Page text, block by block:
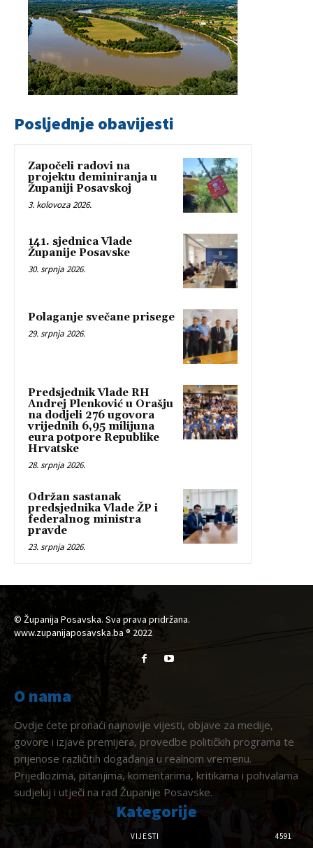
Posljednje obavijesti
Započeli radovi na
projektu deminiranja u
Županiji Posavskoj
3. kolovoza 2026.
141. sjednica Vlade
Županije Posavske
30. srpnja 2026.
Polaganje svečane prisege
29. srpnja 2026.
Predsjednik Vlade RH
Andrej Plenković u Orašju
na dodjeli 276 ugovora
vrijednih 6,95 milijuna
eura potpore Republike
Hrvatske
28. srpnja 2026.
Održan sastanak
predsjednika Vlade ŽP i
federalnog ministra
pravde
23. srpnja 2026.
© Županija Posavska. Sva prava pridržana.
www.zupanijaposavska.ba ® 2022
O nama
Ovdje ćete pronaći najnovije vijesti, objave za medije,
govore i izjave premijera, provedbe političkih programa te
prijenose različitih događanja u realnom vremenu.
Prijedlozima, pitanjima, komentarima, kritikama i pohvalama
sudjeluj i utječi na rad Županije Posavske.
Kategorije
VIJESTI
4591